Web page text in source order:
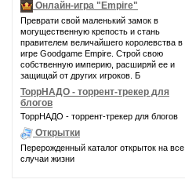
Онлайн-игра "Empire"
Преврати свой маленький замок в
могущественную крепость и стань
правителем величайшего королевства в
игре Goodgame Empire. Строй свою
собственную империю, расширяй ее и
защищай от других игроков. Б
ТоррНАДО - торрент-трекер для
блогов
ТоррНАДО - торрент-трекер для блогов
Открытки
Перерожденный каталог открыток на все
случаи жизни